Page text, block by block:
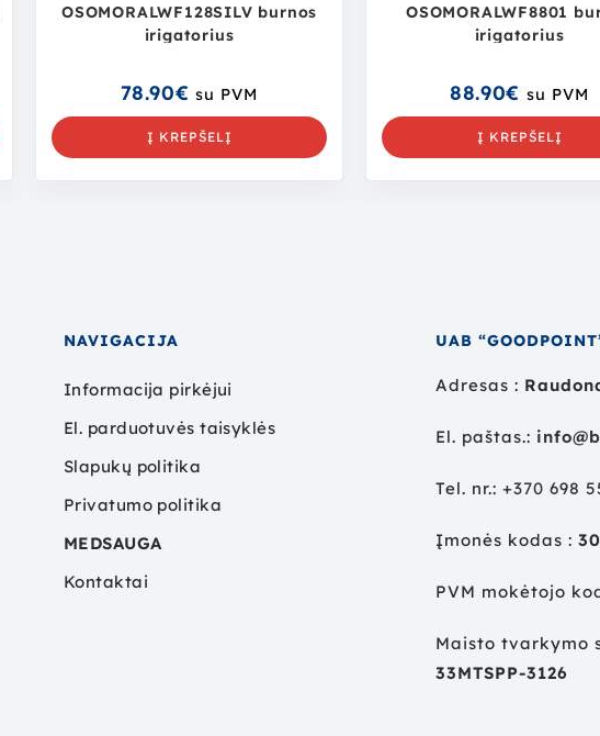
OSOMORALWF128SILV burnos
irigatorius
78.90€ su PVM
Į KREPŠELĮ
OSOMORALWF8801
irigatorius
88.90€ su PVM
Į KREPŠELĮ
NAVIGACIJA
Informacija pirkėjui
El. parduotuvės taisyklės
Slapukų politika
Privatumo politika
MEDSAUGA
Kontaktai
UAB
Adresas :
El. paštas.:
Tel. nr.:+370 698
Įmonės kodas :
PVM mokėtojo
Maisto tvarkymo
33MTSPP-3126